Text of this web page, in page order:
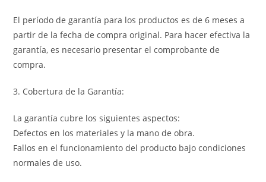
El período de garantía para los productos es de 6 meses a
partir de la fecha de compra original. Para hacer efectiva la
garantía, es necesario presentar el comprobante de
compra.
3. Cobertura de la Garantía:
La garantía cubre los siguientes aspectos:
Defectos en los materiales y la mano de obra.
Fallos en el funcionamiento del producto bajo condiciones
normales de uso.